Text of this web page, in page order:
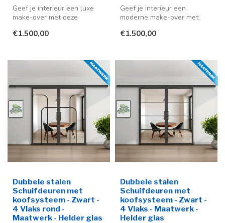
Geef je interieur een luxe
make-over met deze
in ...
€1.500,00
Geef je interieur een
moderne make-over met
schuifdeur me...
€1.500,00
Dubbele stalen
Schuifdeuren met
koofsysteem - Zwart -
4 Vlaks rond -
Maatwerk - Helder glas
Dubbele stalen
Schuifdeuren met
koofsysteem - Zwart -
4 Vlaks - Maatwerk -
Helder glas